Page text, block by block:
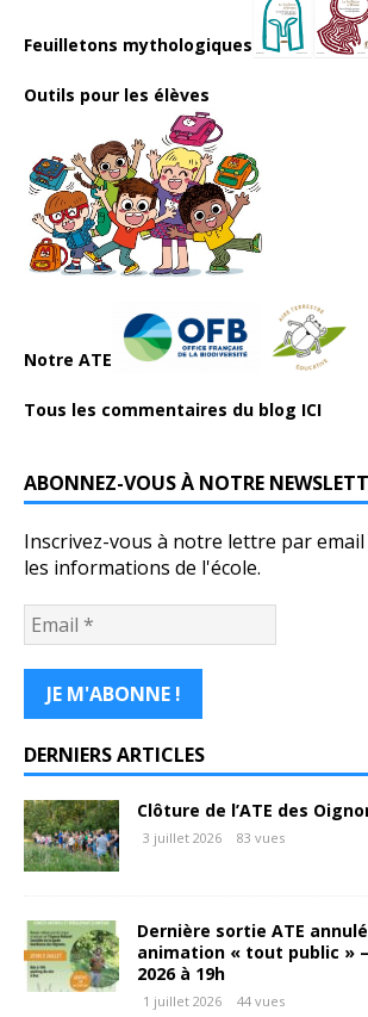
Feuilletons mythologiques
Outils pour les élèves
Notre ATE
Tous les commentaires du blog ICI
ABONNEZ-VOUS À NOTRE
Inscrivez-vous à notre lettre par
les informations de l'école.
DERNIERS ARTICLES
Clôture de l’ATE des
3 juillet 2026 83 vues
Dernière sortie ATE
animation « tout public »
2026 à 19h
1 juillet 2026 44 vues